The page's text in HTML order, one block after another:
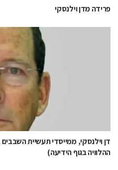
פרידה מדן וילנסקי
דן וילנסקי, ממייסדי תעשיית
ההלוויה בגוף הידיעה)